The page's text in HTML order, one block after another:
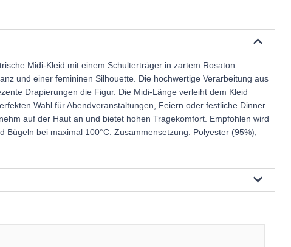
Midi-Kleid mit einem Schulterträger in zartem Rosaton
und einer femininen Silhouette. Die hochwertige Verarbeitung aus
Drapierungen die Figur. Die Midi-Länge verleiht dem Kleid
Wahl für Abendveranstaltungen, Feiern oder festliche Dinner.
auf der Haut an und bietet hohen Tragekomfort. Empfohlen wird
Bügeln bei maximal 100°C. Zusammensetzung: Polyester (95%),